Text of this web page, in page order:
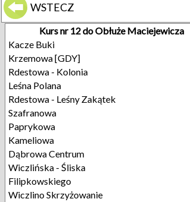
WSTECZ
Kurs nr 12 do Obłuże Maciejewicza
Kacze Buki
Krzemowa [GDY]
Rdestowa - Kolonia
Leśna Polana
Rdestowa - Leśny Zakątek
Szafranowa
Paprykowa
Kameliowa
Dąbrowa Centrum
Wiczlińska - Śliska
Filipkowskiego
Wiczlino Skrzyżowanie